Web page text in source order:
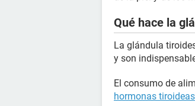
Qué hace la
La glándula
y son
El consumo de
hormonas tiroideas